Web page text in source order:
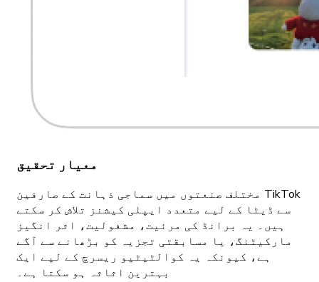
معیار تحقیق
مختلف صنعتوں میں سماجی ذہانت کے صارفین TikTok
سے ڈیٹا کے لیے متعدد ایپلی کیشنز تلاش کر سکتے
ہیں۔ یہ برانڈ کی مرئیت، مشغولیت، اثر انگیز
مارکیٹنگ، یا مسابقتی تجزیہ کو بڑھانے سے آگے
ہے، کیونکہ یہ کوالٹیٹیو ریسرچ کے لیے ایک
بہترین اثاثہ ہو سکتا ہے۔